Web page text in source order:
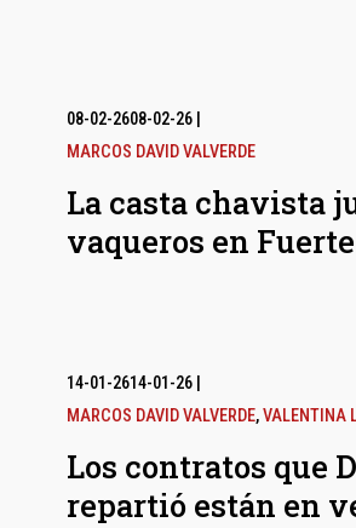
08-02-2608-02-26|
MARCOS DAVID VALVERDE
La casta chavista
vaqueros en
14-01-2614-01-26|
MARCOS DAVID VALVERDE,VALENTINA
Los contratos que
repartió están en